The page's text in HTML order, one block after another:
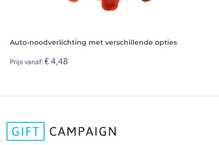
Auto-noodverlichting met verschillende opties
Prijs vanaf: € 4,48